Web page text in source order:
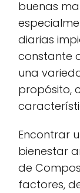
buenas
diarias
constante
una
propósito,
Encontrar
bienestar
de
factores,